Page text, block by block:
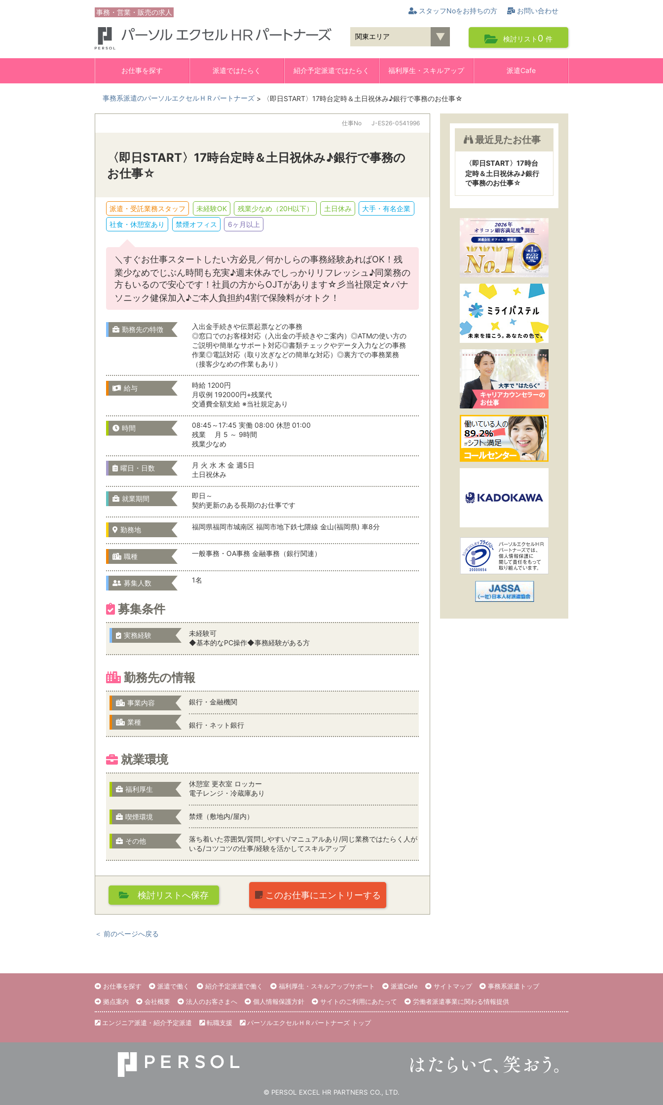
事務・営業・販売の求人 スタッフNoをお持ちの方 お問い合わせ
検討リスト 0件
お仕事を探す 派遣ではたらく 紹介予定派遣ではたらく 福利厚生・スキルアップ 派遣Cafe
事務系派遣のパーソルエクセルＨＲパートナーズ > 〈即日START〉17時台定時＆土日祝休み♪銀行で事務のお仕事☆
仕事No J-ES26-0541996
〈即日START〉17時台定時＆土日祝休み♪銀行で事務の
お仕事☆
派遣・受託業務スタッフ 未経験OK 残業少なめ（20H以下） 土日休み
大手・有名企業
社食・休憩室あり
禁煙オフィス 6ヶ月以上
＼すぐお仕事スタートしたい方必見／何かしらの事務経験あればOK！残
業少なめでじぶん時間も充実♪週末休みでしっかりリフレッシュ♪同業務の
方もいるので安心です！社員の方からOJTがあります☆彡当社限定☆パナ
ソニック健保加入♪ご本人負担約4割で保険料がオトク！
勤務先の特徴
入出金手続きや伝票起票などの事務
◎窓口でのお客様対応（入出金の手続きやご案内）◎ATMの使い方の
ご説明や簡単なサポート対応◎書類チェックやデータ入力などの事務
作業◎電話対応（取り次ぎなどの簡単な対応）◎裏方での事務業務
（接客少なめの作業もあり）
給与
時給 1200円
月収例 192000円+残業代
交通費全額支給 ※当社規定あり
時間
08:45～17:45 実働 08:00 休憩 01:00
残業 月 5 ～ 9時間
残業少なめ
曜日・日数
月 火 水 木 金 週5日
土日祝休み
就業期間
即日～
契約更新のある長期のお仕事です
勤務地 福岡県福岡市城南区 福岡市地下鉄七隈線 金山(福岡県) 車8分
職種 一般事務・OA事務 金融事務（銀行関連）
募集人数 1名
募集条件
実務経験
未経験可
◆基本的なPC操作◆事務経験がある方
勤務先の情報
事業内容 銀行・金融機関
業種 銀行・ネット銀行
就業環境
福利厚生
休憩室 更衣室 ロッカー
電子レンジ・冷蔵庫あり
喫煙環境 禁煙（敷地内/屋内）
その他
落ち着いた雰囲気/質問しやすい/マニュアルあり/同じ業務ではたらく人が
いる/コツコツの仕事/経験を活かしてスキルアップ
検討リストへ保存 このお仕事にエントリーする
最近見たお仕事
〈即日START〉17時台
定時＆土日祝休み♪銀行
で事務のお仕事☆
＜ 前のページへ戻る
お仕事を探す 派遣で働く 紹介予定派遣で働く 福利厚生・スキルアップサポート 派遣Cafe サイトマップ
事務系派遣トップ
拠点案内
会社概要 法人のお客さまへ 個人情報保護方針 サイトのご利用にあたって 労働者派遣事業に関わる情報提供
エンジニア派遣・紹介予定派遣 転職支援 パーソルエクセルＨＲパートナーズ トップ
© PERSOL EXCEL HR PARTNERS CO., LTD.